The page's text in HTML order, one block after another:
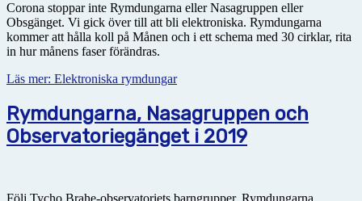
Corona stoppar inte Rymdungarna eller Nasagruppen eller
Obsgänget. Vi gick över till att bli elektroniska. Rymdungarna
kommer att hålla koll på Månen och i ett schema med 30 cirklar, rita
in hur månens faser förändras.
Läs mer: Elektroniska rymdungar
Rymdungarna, Nasagruppen och
Observatoriegänget i 2019
Följ Tycho Brahe-observatoriets barngrupper, Rymdungarna,